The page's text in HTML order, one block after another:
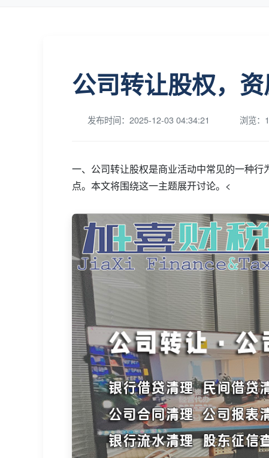
公司转让股权，
发布时间：2025-12-03 04:34:21 浏览：
一、公司转让股权是商业活动中常见的一种
点。本文将围绕这一主题展开讨论。<